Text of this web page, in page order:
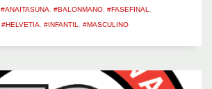
#ANAITASUNA #BALONMANO #FASEFINAL
#HELVETIA #INFANTIL #MASCULINO